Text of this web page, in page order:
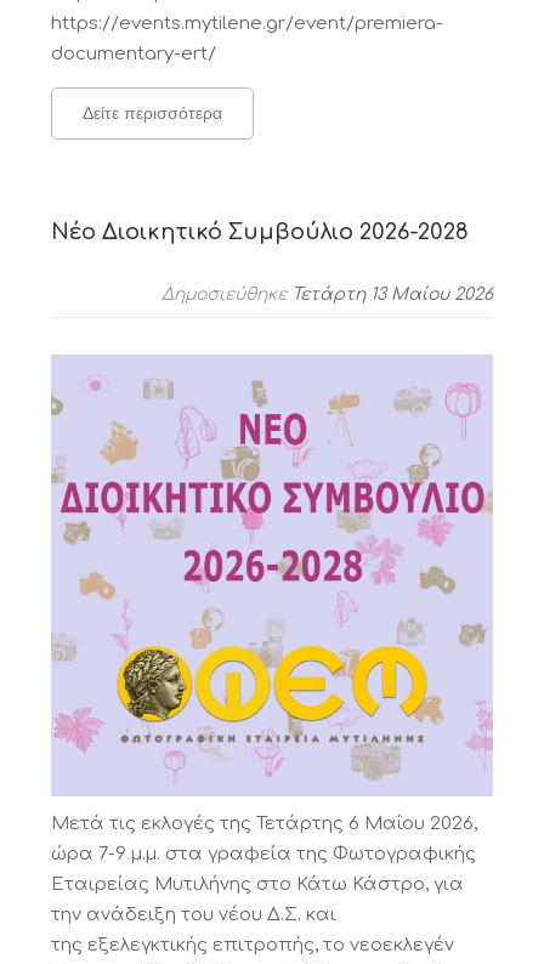
https://events.mytilene.gr/event/premiera-
documentary-ert/
Δείτε περισσότερα
Νέο Διοικητικό Συμβούλιο 2026-2028
Δημοσιεύθηκε Τετάρτη 13 Μαίου 2026
Μετά τις εκλογές της Τετάρτης 6 Μαΐου 2026,
ώρα 7-9 μ.μ. στα γραφεία της Φωτογραφικής
Εταιρείας Μυτιλήνης στο Κάτω Κάστρο, για
την ανάδειξη του νέου Δ.Σ. και
της εξελεγκτικής επιτροπής, το νεοεκλεγέν